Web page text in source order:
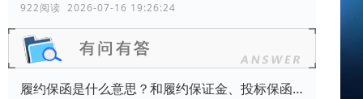
922阅读 2026-07-16 19:26:24
履约保函是什么意思？和履约保证金、投标保函有什么区别？